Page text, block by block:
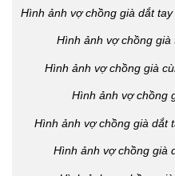
Hình ảnh vợ chồng già dắt
Hình ảnh vợ chồng
Hình ảnh vợ chồng già
Hình ảnh vợ chồng
Hình ảnh vợ chồng già dắt
Hình ảnh vợ chồng già